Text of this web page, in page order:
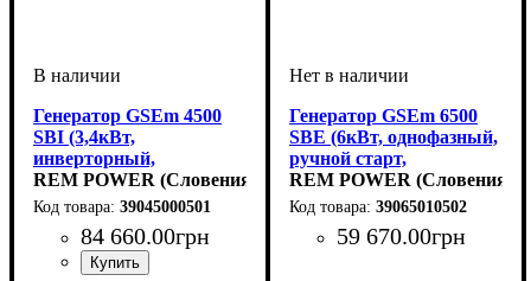
Генератор GSEm 4500
SBI (3,4кВт,
инверторный,
однофазный,
электростарт,
бензиновый,
дистанционный запуск)
REM POWER (Словения)
39045000501
84 660.00грн
Генератор GSEm 6500
SBE (6кВт, однофазный,
ручной старт,
бензиновый)
REM POWER (Словения)
39065010502
59 670.00грн